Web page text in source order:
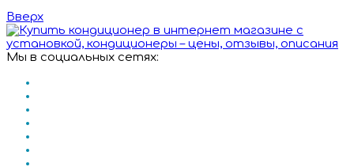
Вверх
Мы в социальных сетях: